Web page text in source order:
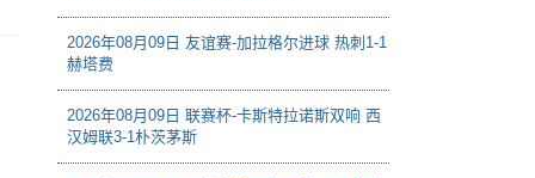
2026年08月09日 友谊赛-加拉格尔进球 热刺1-1
赫塔费
2026年08月09日 联赛杯-卡斯特拉诺斯双响 西
汉姆联3-1朴茨茅斯